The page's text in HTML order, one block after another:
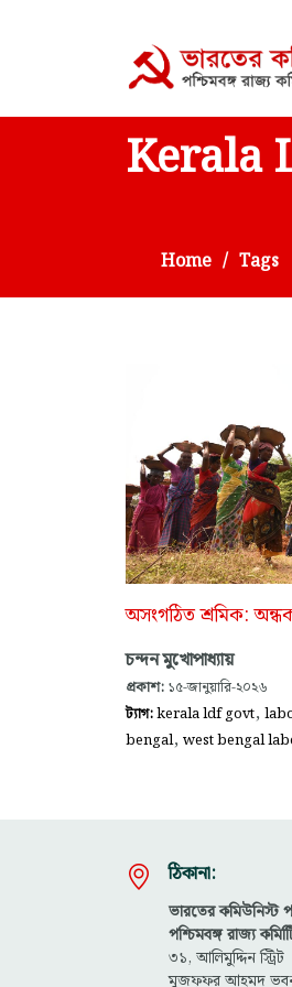
Kerala
Home Tags
অসংগঠিত শ্রমিক:
চন্দন মুখোপাধ্যায়
প্রকাশ: ১৫-জানুয়ারি-২০২৬
ট্যাগ:kerala ldf govt,
bengal, west bengal
ঠিকানা:
ভারতের কমিউনিস্ট
পশ্চিমবঙ্গ রাজ্য
৩১, আলিমুদ্দিন স্ট্রিট
মুজফ্ফ‌র আহমদ